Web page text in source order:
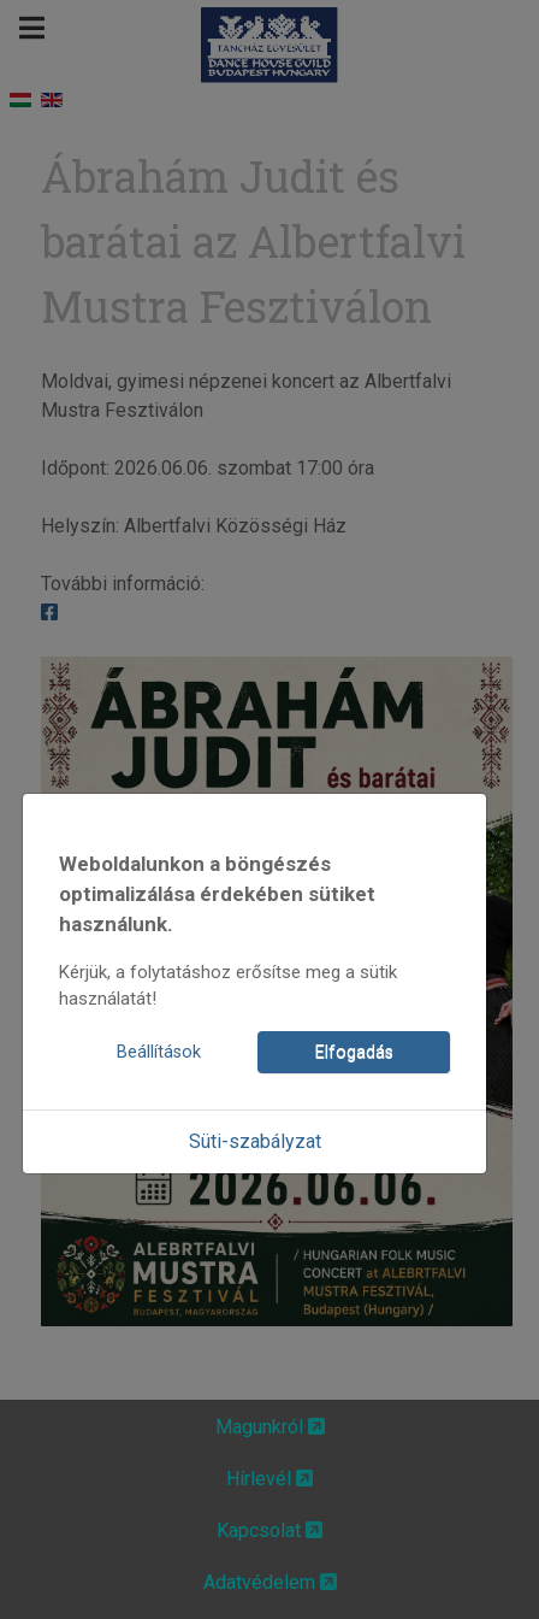
Ábrahám Judit és
barátai az Albertfalvi
Mustra Fesztiválon
Moldvai, gyimesi népzenei koncert az Albertfalvi
Mustra Fesztiválon
Időpont: 2026.06.06. szombat 17:00 óra
Helyszín: Albertfalvi Közösségi Ház
További információ:
Weboldalunkon a böngészés
optimalizálása érdekében sütiket
használunk.
Kérjük, a folytatáshoz erősítse meg a sütik
használatát!
Beállítások Elfogadás
Süti-szabályzat
Magunkról
Hírlevél
Kapcsolat
Adatvédelem